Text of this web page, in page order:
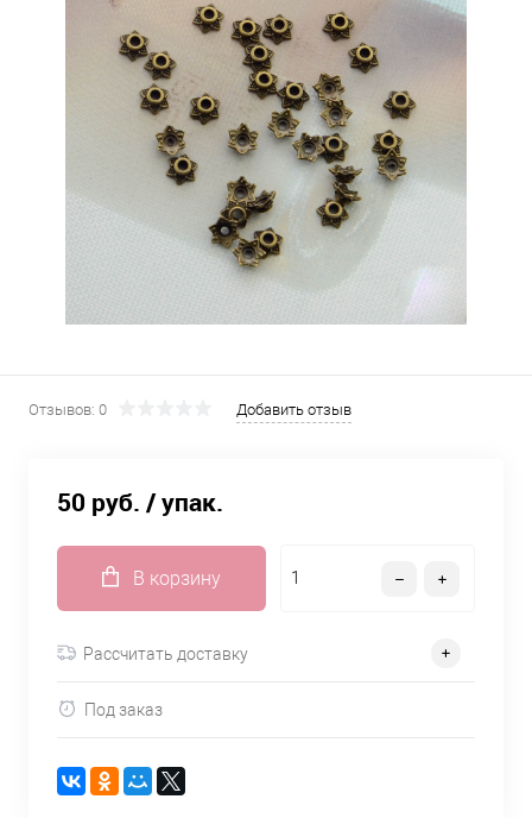
Отзывов: 0 Добавить отзыв
50 руб. / упак.
В корзину
Рассчитать доставку
Под заказ